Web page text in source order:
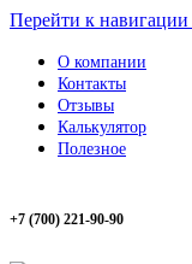
Перейти к навигации
О компании
Контакты
Отзывы
Калькулятор
Полезное
+7 (700) 221-90-90